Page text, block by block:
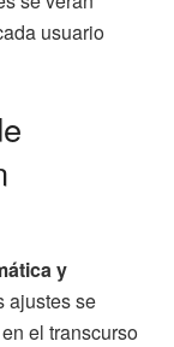
usuario
y
ajustes se
el transcurso